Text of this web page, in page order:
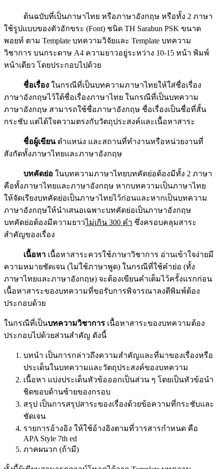
ต้นฉบับที่เป็นภาษาไทย หรือภาษาอังกฤษ หรือทั้ง 2 ภาษา
ใช้รูปแบบของตัวอักขระ (Font) ชนิด TH Sarabun PSK ขนาด
พอยท์ ตาม Template บทความวิจัยและ Template บทความ
วิชาการ บนกระดาษ A4 ความยาวอยู่ระหว่าง 10-15 หน้า พิมพ์
หน้าเดียว โดยประกอบไปด้วย
ชื่อเรื่อง ในกรณีที่เป็นบทความภาษาไทยให้ใส่ชื่อเรื่อง
ภาษาอังกฤษไว้ใต้ชื่อเรื่องภาษาไทย ในกรณีที่เป็นบทความ
ภาษาอังกฤษ สามารถใช้ชื่อภาษาอังกฤษ ชื่อเรื่องเป็นชื่อที่สั้น
กระชับ แต่ได้ใจความตรงกับวัตถุประสงค์และเนื้อหาสาระ
ชื่อผู้เขียนตำแหน่ง และสถานที่ทำงานหรือหน่วยงานที่
สังกัดทั้งภาษาไทยและภาษาอังกฤษ
บทคัดย่อ ในบทความภาษาไทยบทคัดย่อต้องมีทั้ง 2 ภาษา
คือทั้งภาษาไทยและภาษาอังกฤษ หากบทความเป็นภาษาไทย
ให้จัดเรียงบทคัดย่อเป็นภาษาไทยไว้ก่อนและหากเป็นบทความ
ภาษาอังกฤษให้นำเสนอเฉพาะบทคัดย่อเป็นภาษาอังกฤษ
บทคัดย่อต้องมีความยาวไม่เกิน 300 คำ ซึ่งครอบคลุมสาระ
สำคัญของเรื่อง
เนื้อหา เนื้อหาสาระควรใช้ภาษาวิชาการ อ่านเข้าใจง่ายมี
ความหมายชัดเจน (ไม่ใช้ภาษาพูด) ในกรณีที่ใช้คำย่อ (ทั้ง
ภาษาไทยและภาษาอังกฤษ) จะต้องเขียนคำเต็มไว้ครั้งแรกก่อน
เนื้อหาสาระของบทความที่ขอรับการพิจารณาลงตีพิมพ์ต้อง
ประกอบด้วย
ในกรณีที่เป็นบทความวิชาการ เนื้อหาสาระของบทความต้อง
ประกอบไปด้วยส่วนสำคัญ ดังนี้
บทนำ เป็นการกล่าวถึงความสำคัญและที่มาของเรื่องหรือ
ประเด็นในบทความและวัตถุประสงค์ของบทความ
เนื้อหา แบ่งประเด็นหัวข้อออกเป็นส่วน ๆ โดยเป็นหัวข้อนำ
ชิดขอบด้านซ้ายของกรอบ
สรุป เป็นการสรุปสาระของเรื่องด้วยข้อความที่กระชับและ
ชัดเจน
รายการอ้างอิง ให้ใช้อ้างอิงตามที่วารสารกำหนด คือ
APA Style 7th ed
ภาคผนวก (ถ้ามี)